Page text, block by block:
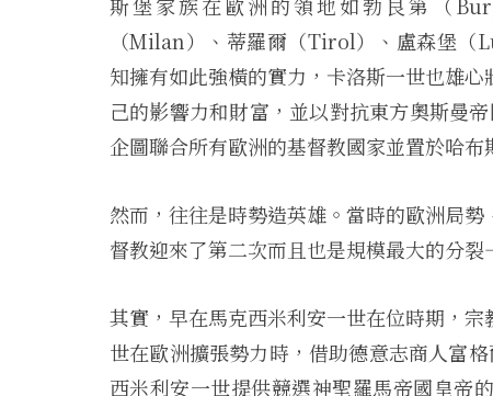
斯堡家族在歐洲的領地如勃艮第（
（Milan）、蒂羅爾（Tirol）、盧森堡
知擁有如此強橫的實力，卡洛斯一世也雄
己的影響力和財富，並以對抗東方奧斯曼
企圖聯合所有歐洲的基督教國家並置於哈布
然而，往往是時勢造英雄。當時的歐洲局
督教迎來了第二次而且也是規模最大的分
其實，早在馬克西米利安一世在位時期，
世在歐洲擴張勢力時，借助德意志商人富
西米利安一世提供競選神聖羅馬帝國皇帝